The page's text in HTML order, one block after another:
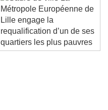
La
Métropole Européenne de
Lille engage la
requalification d’un de ses
quartiers les plus pauvres